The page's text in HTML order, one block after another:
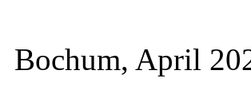
Bochum, April